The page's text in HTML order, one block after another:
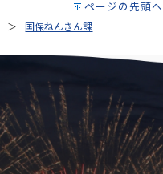
ページの先頭へ
国保ねんきん課